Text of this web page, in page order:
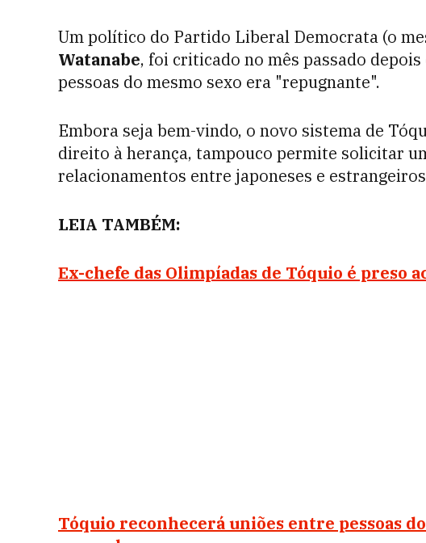
Um político do Partido Liberal Democrata (o
Watanabe, foi criticado no mês passado
pessoas do mesmo sexo era "repugnante".
Embora seja bem-vindo, o novo sistema de
direito à herança, tampouco permite solicitar
relacionamentos entre japoneses e
LEIA TAMBÉM:
Ex-chefe das Olimpíadas de Tóquio é preso
Tóquio reconhecerá uniões entre pessoas